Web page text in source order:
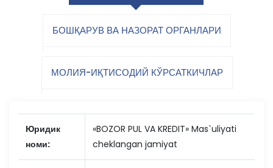
БОШҚАРУВ ВА НАЗОРАТ ОРГАНЛАРИ
МОЛИЯ-ИҚТИСОДИЙ КЎРСАТКИЧЛАР
Юридик
номи:
«BOZOR PUL VA KREDIT» Mas`uliyati
cheklangan jamiyat